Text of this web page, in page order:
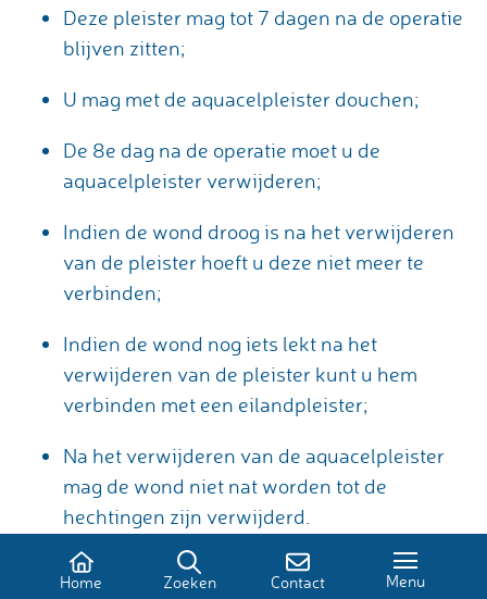
Deze pleister mag tot 7 dagen na de operatie
blijven zitten;
U mag met de aquacelpleister douchen;
De 8e dag na de operatie moet u de
aquacelpleister verwijderen;
Indien de wond droog is na het verwijderen
van de pleister hoeft u deze niet meer te
verbinden;
Indien de wond nog iets lekt na het
verwijderen van de pleister kunt u hem
verbinden met een eilandpleister;
Na het verwijderen van de aquacelpleister
mag de wond niet nat worden tot de
hechtingen zijn verwijderd.
Hematoomvorming
Home Zoeken Contact Menu